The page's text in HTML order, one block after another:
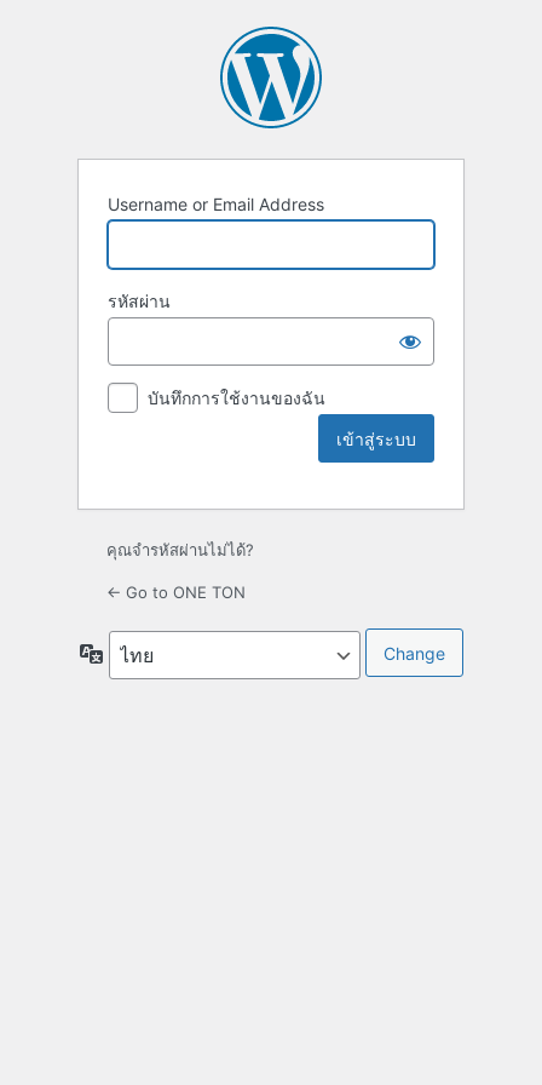
Username or Email Address
รหัสผ่าน
บันทึกการใช้งานของฉัน
คุณจำรหัสผ่านไม่ได้?
← Go to ONE TON
Language